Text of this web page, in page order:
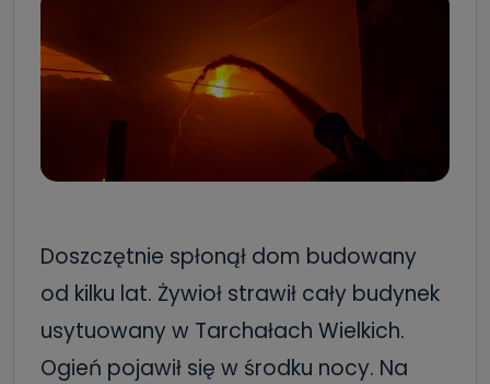
Doszczętnie spłonął dom budowany
od kilku lat. Żywioł strawił cały budynek
usytuowany w Tarchałach Wielkich.
Ogień pojawił się w środku nocy. Na